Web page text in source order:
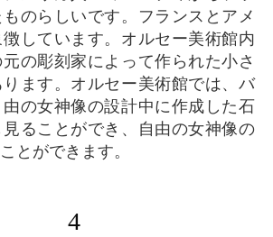
のらしいです。フランスとアメ
徴しています。オルセー美術館内
の彫刻家によって作られた小さ
ます。オルセー美術館では、バ
の女神像の設計中に作成した石
ることができ、自由の女神像の
とができます。
4